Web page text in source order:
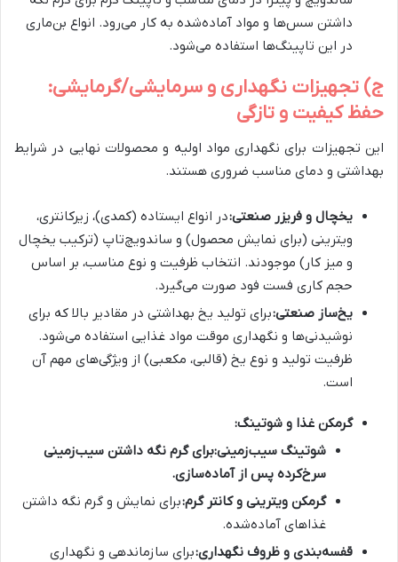
داشتن سس‌ها و مواد آماده‌شده به کار می‌رود. انواع بن‌ماری
در این تاپینگ‌ها استفاده می‌شود.
ج) تجهیزات نگهداری و سرمایشی/گرمایشی:
حفظ کیفیت و تازگی
این تجهیزات برای نگهداری مواد اولیه و محصولات نهایی در شرایط
بهداشتی و دمای مناسب ضروری هستند.
یخچال و فریزر صنعتی:در انواع ایستاده (کمدی)، زیرکانتری،
ویترینی (برای نمایش محصول) و ساندویچ‌تاپ (ترکیب یخچال
و میز کار) موجودند. انتخاب ظرفیت و نوع مناسب، بر اساس
حجم کاری فست فود صورت می‌گیرد.
یخ‌ساز صنعتی:برای تولید یخ بهداشتی در مقادیر بالا که برای
نوشیدنی‌ها و نگهداری موقت مواد غذایی استفاده می‌شود.
ظرفیت تولید و نوع یخ (قالبی، مکعبی) از ویژگی‌های مهم آن
است.
گرمکن غذا و شوتینگ:
شوتینگ سیب‌زمینی:برای گرم نگه داشتن سیب‌زمینی
سرخ‌کرده پس از آماده‌سازی.
گرمکن ویترینی و کانتر گرم:برای نمایش و گرم نگه داشتن
غذاهای آماده‌شده.
قفسه‌بندی و ظروف نگهداری:برای سازماندهی و نگهداری